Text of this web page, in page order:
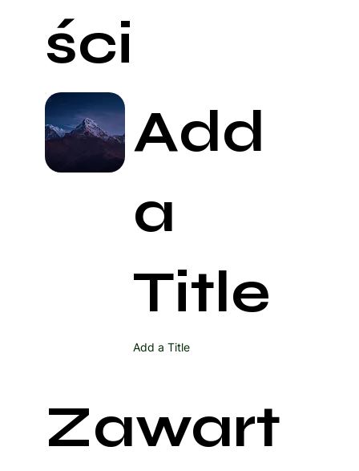
ści
Add
a
Title
Add a Title
Zawart